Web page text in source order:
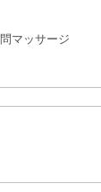
マッサージ